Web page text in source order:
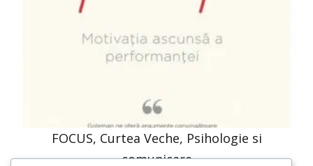
FOCUS, Curtea Veche, Psihologie si
comunicare